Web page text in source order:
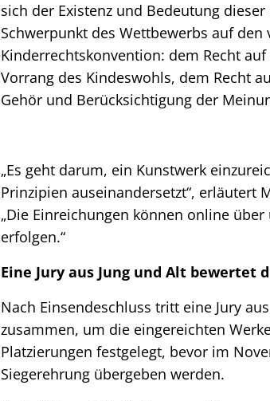
sich der Existenz und Bedeutung
Schwerpunkt des Wettbewerbs auf
Kinderrechtskonvention: dem Recht
Vorrang des Kindeswohls, dem Recht
Gehör und Berücksichtigung der
„Es geht darum, ein Kunstwerk
Prinzipien auseinandersetzt“, erläutert
„Die Einreichungen können online
erfolgen.“
Eine Jury aus Jung und Alt bewertet
Nach Einsendeschluss tritt eine Jury
zusammen, um die eingereichten
Platzierungen festgelegt, bevor im
Siegerehrung übergeben werden.